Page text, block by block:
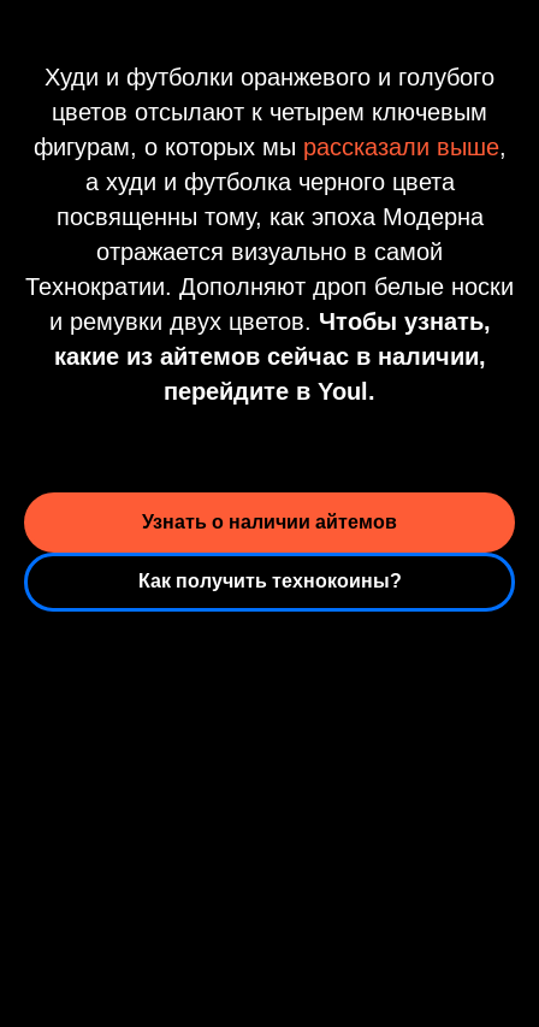
Худи и футболки оранжевого и голубого
цветов отсылают к четырем ключевым
фигурам, о которых мы рассказали выше,
а худи и футболка черного цвета
посвященны тому, как эпоха Модерна
отражается визуально в самой
Технократии. Дополняют дроп белые носки
и ремувки двух цветов. Чтобы узнать,
какие из айтемов сейчас в наличии,
перейдите в Youl.
Узнать о наличии айтемов
Как получить технокоины?